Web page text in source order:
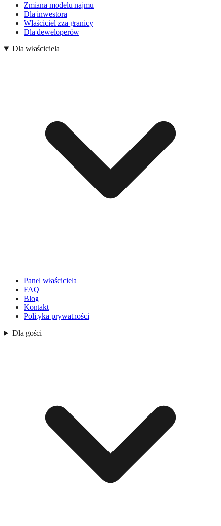
Zmiana modelu najmu
Dla inwestora
Właściciel zza granicy
Dla deweloperów
Dla właściciela
Panel właściciela
FAQ
Blog
Kontakt
Polityka prywatności
Dla gości